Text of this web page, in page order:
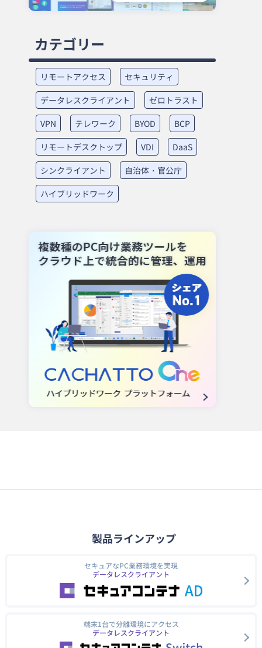
カテゴリー
リモートアクセス
セキュリティ
データレスクライアント
ゼロトラスト
VPN
テレワーク BYOD
BCP
リモートデスクトップ
VDI
DaaS
シンクライアント
自治体・官公庁
ハイブリッドワーク
製品ラインアップ
セキュアなPC業務環境を実現
データレスクライアント
端末1台で分離環境にアクセス
データレスクライアント